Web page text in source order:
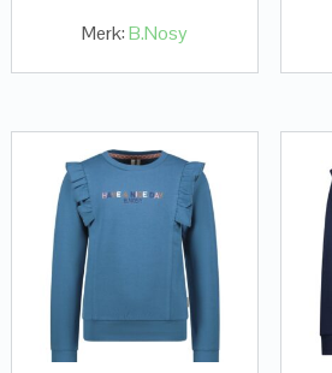
Merk:B.Nosy